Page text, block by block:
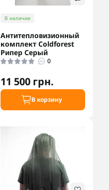
В наличии
Антитепловизионный
комплект Coldforest
Рипер Серый
0
11 500 грн.
В корзину